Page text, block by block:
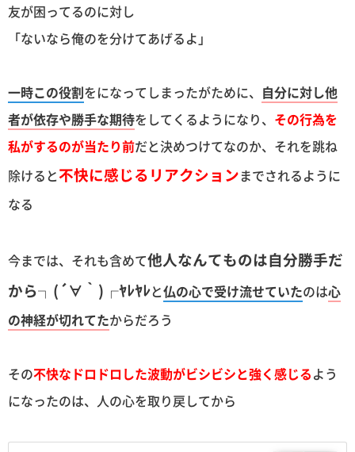
友が困ってるのに対し
「ないなら俺のを分けてあげるよ」
一時この役割をになってしまったがために、 自分に対し他
者が依存や勝手な期待をしてくるようになり、 その行為を
私がするのが当たり前だと決めつけてなのか、それを跳ね
除けると不快に感じるリアクションまでされるように
なる
今までは、それも含めて他人なんてものは自分勝手だ
から┐(´∀｀)┌ﾔﾚﾔﾚと仏の心で受け流せていたのは心
の神経が切れてたからだろう
その不快なドロドロした波動がビシビシと強く感じるよう
になったのは、人の心を取り戻してから